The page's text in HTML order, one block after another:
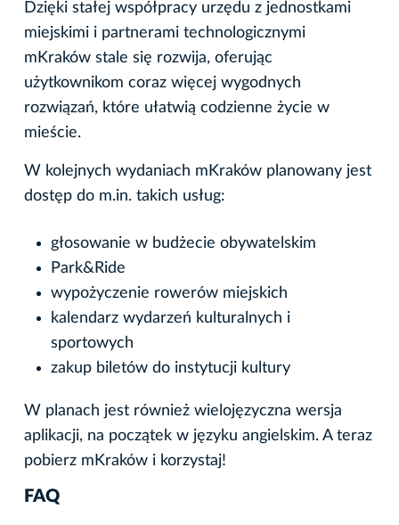
Dzięki stałej współpracy urzędu z jednostkami
miejskimi i partnerami technologicznymi
mKraków stale się rozwija, oferując
użytkownikom coraz więcej wygodnych
rozwiązań, które ułatwią codzienne życie w
mieście.
W kolejnych wydaniach mKraków planowany jest
dostęp do m.in. takich usług:
głosowanie w budżecie obywatelskim
Park&Ride
wypożyczenie rowerów miejskich
kalendarz wydarzeń kulturalnych i
sportowych
zakup biletów do instytucji kultury
W planach jest również wielojęzyczna wersja
aplikacji, na początek w języku angielskim. A teraz
pobierz mKraków i korzystaj!
FAQ